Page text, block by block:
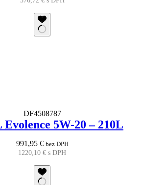
DF4508787
5W-20 – 210L
991,95 € bez DPH
1220,10 € s DPH